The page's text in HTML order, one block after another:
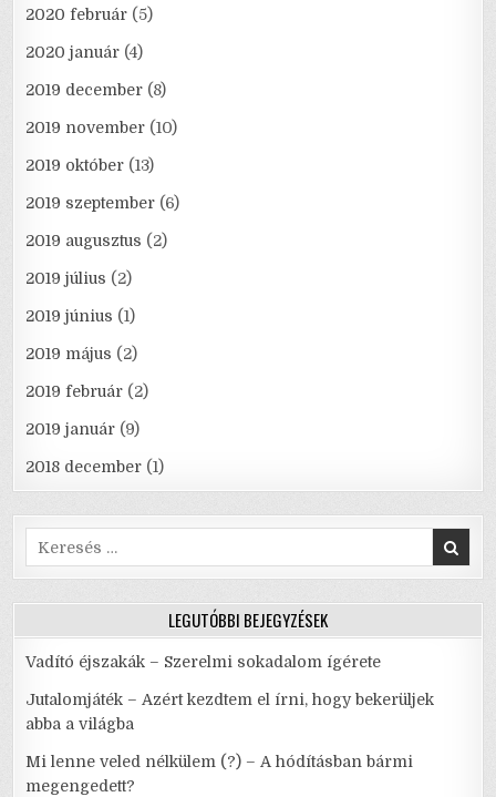
2020 február (5)
2020 január (4)
2019 december (8)
2019 november (10)
2019 október (13)
2019 szeptember (6)
2019 augusztus (2)
2019 július (2)
2019 június (1)
2019 május (2)
2019 február (2)
2019 január (9)
2018 december (1)
Search
for:
LEGUTÓBBI BEJEGYZÉSEK
Vadító éjszakák – Szerelmi sokadalom ígérete
Jutalomjáték – Azért kezdtem el írni, hogy bekerüljek
abba a világba
Mi lenne veled nélkülem (?) – A hódításban bármi
megengedett?